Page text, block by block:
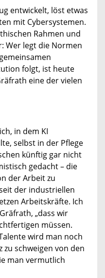
entwickelt, löst etwas
mit Cybersystemen.
Rahmen und
Wer legt die Normen
folgt, ist heute
eine der vielen
in dem KI
selbst in der Pflege
künftig gar nicht
gedacht – die
der Arbeit zu
der industriellen
Arbeitskräfte. Ich
„dass wir
müssen.
wird man noch
zu schweigen von den
man vermutlich